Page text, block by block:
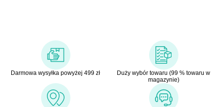
Darmowa wysyłka powyżej 499 zł
Duży wybór towaru (99 % towaru w
magazynie)